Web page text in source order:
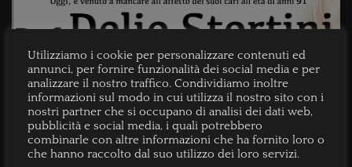
Utilizziamo i cookie per personalizzare contenuti ed
annunci, per fornire funzionalità dei social media e per
analizzare il nostro traffico. Condividiamo inoltre
informazioni sul modo in cui utilizza il nostro sito con i
nostri partner che si occupano di analisi dei dati web,
pubblicità e social media, i quali potrebbero
combinarle con altre informazioni che ha fornito loro o
che hanno raccolto dal suo utilizzo dei loro servizi.